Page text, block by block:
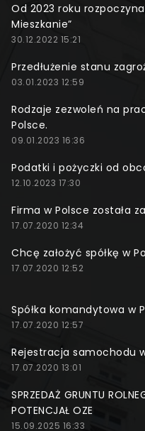
Od 2023 roku
Mieszkanie”
30.12.2022 15:21
Przedłużenie stanu
03.01.2023 12:59
Rodzaje zezwoleń na
Polsce.
09.01.2023 16:36
Podatki i pożyczki od
12.10.2023 17:30
Firma w Polsce została
17.07.2020 12:34
Chcę założyć spółkę w
17.07.2020 12:52
Spółka komandytowa w
17.07.2020 12:57
Rejestracja samochodu
17.07.2020 13:01
SPRZEDAŻ GRUNTU
POTENCJAŁ OZE
15.09.2025 16:33